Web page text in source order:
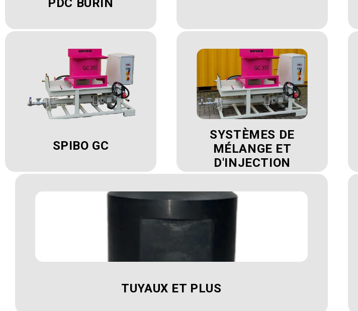
SPIBO GC
SYSTÈMES DE
MÉLANGE ET
D'INJECTION
TUYAUX ET PLUS